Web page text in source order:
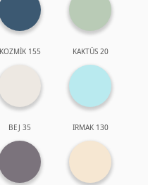
KOZMİK 155 KAKTÜS 20
BEJ 35 IRMAK 130